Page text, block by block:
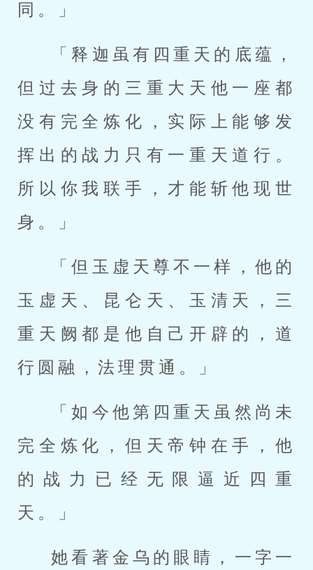
同。」
「释迦虽有四重天的底蕴，
但过去身的三重大天他一座都
没有完全炼化，实际上能够发
挥出的战力只有一重天道行。
所以你我联手，才能斩他现世
身。」
「但玉虚天尊不一样，他的
玉虚天、昆仑天、玉清天，三
重天阙都是他自己开辟的，道
行圆融，法理贯通。」
「如今他第四重天虽然尚未
完全炼化，但天帝钟在手，他
的战力已经无限逼近四重
天。」
她看著金乌的眼睛，一字一